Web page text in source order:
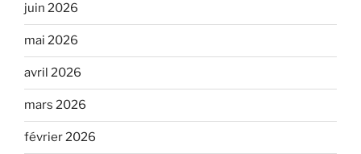
juin 2026
mai 2026
avril 2026
mars 2026
février 2026